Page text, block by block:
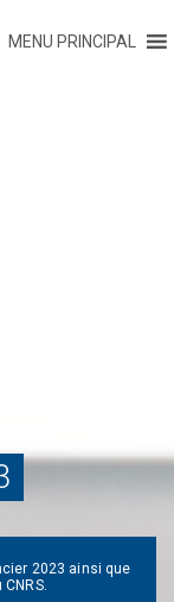
MENU PRINCIPAL
2023 ainsi que